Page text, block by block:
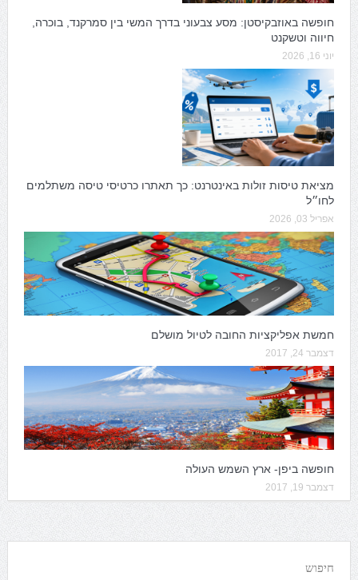
חופשה באוזבקיסטן: מסע צבעוני בדרך המשי בין סמרקנד, בוכרה,
חיווה וטשקנט
יוני 16, 2026
מציאת טיסות זולות באינטרנט: כך תאתרו כרטיסי טיסה משתלמים
לחו״ל
אפריל 03, 2026
חמשת אפליקציות החובה לטיול מושלם
דצמבר 24, 2017
חופשה ביפן- ארץ השמש העולה
דצמבר 19, 2017
חיפוש